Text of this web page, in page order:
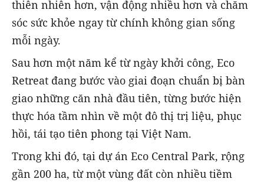
thiên nhiên hơn, vận động nhiều hơn và chăm
sóc sức khỏe ngay từ chính không gian sống
mỗi ngày.
Sau hơn một năm kể từ ngày khởi công, Eco
Retreat đang bước vào giai đoạn chuẩn bị bàn
giao những căn nhà đầu tiên, từng bước hiện
thực hóa tầm nhìn về một đô thị trị liệu, phục
hồi, tái tạo tiên phong tại Việt Nam.
Trong khi đó, tại dự án Eco Central Park, rộng
gần 200 ha, từ một vùng đất còn nhiều tiềm